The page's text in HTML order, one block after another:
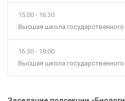
15:00 - 16:30
Высшая школа государственного
16:30 - 18:00
Высшая школа государственного